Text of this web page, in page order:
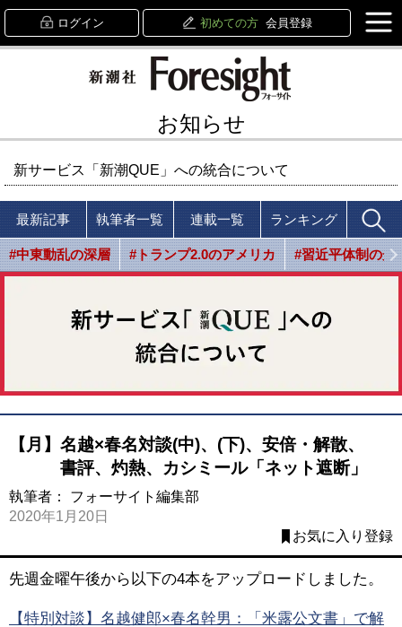
ログイン 初めての方 会員登録
お知らせ
新サービス「新潮QUE」への統合について
最新記事 執筆者一覧 連載一覧 ランキング
#中東動乱の深層 #トランプ2.0のアメリカ #習近平体制の光
【月】名越×春名対談(中)、(下)、安倍・解散、
書評、灼熱、カシミール「ネット遮断」
執筆者： フォーサイト編集部
2020年1月20日
お気に入り登録
先週金曜午後から以下の4本をアップロードしました。
【特別対談】名越健郎×春名幹男：「米露公文書」で解